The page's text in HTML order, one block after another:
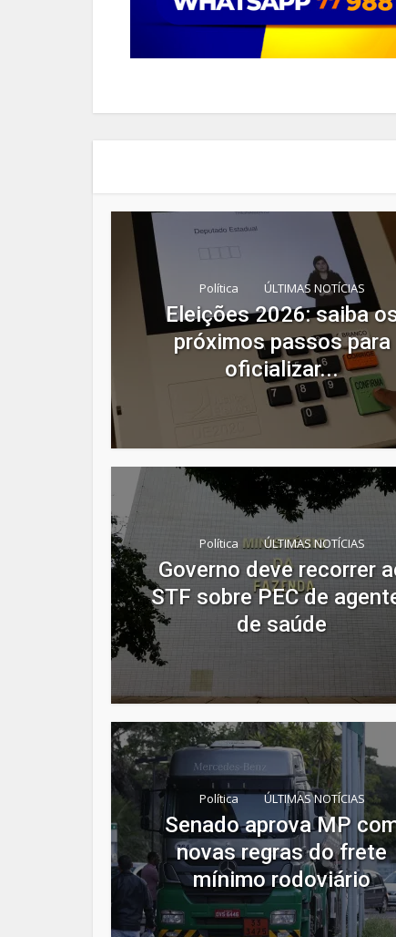
Política ÚLTIMAS NOTÍCIAS
Eleições 2026: saiba
próximos passos para
oficializar...
Política ÚLTIMAS NOTÍCIAS
Governo deve recorrer
STF sobre PEC de
de saúde
Política ÚLTIMAS NOTÍCIAS
Senado aprova MP
novas regras do frete
mínimo rodoviário